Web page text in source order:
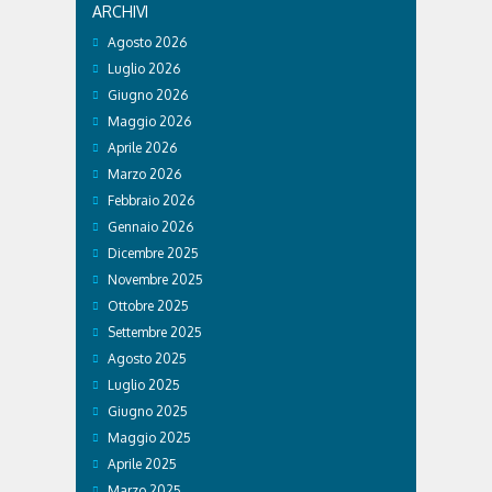
ARCHIVI
Agosto 2026
Luglio 2026
Giugno 2026
Maggio 2026
Aprile 2026
Marzo 2026
Febbraio 2026
Gennaio 2026
Dicembre 2025
Novembre 2025
Ottobre 2025
Settembre 2025
Agosto 2025
Luglio 2025
Giugno 2025
Maggio 2025
Aprile 2025